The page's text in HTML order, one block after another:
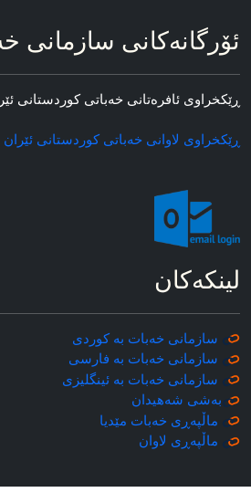
ئۆرگانه‌کانی سازمانی
ڕێکخراوی ئافره‌تانی خه‌باتی کوردستانی
ڕێکخراوی لاوانی خه‌باتی کوردستانی ئێران
لینکه‌کان
سازمانی خه‌بات به کوردی
سازمانی خه‌بات به فارسی
سازمانی خه‌بات به ئینگلیزی
به‌شی شه‌هیدان
ماڵپه‌ڕی خه‌بات مێدیا
ماڵپه‌ڕی لاوان